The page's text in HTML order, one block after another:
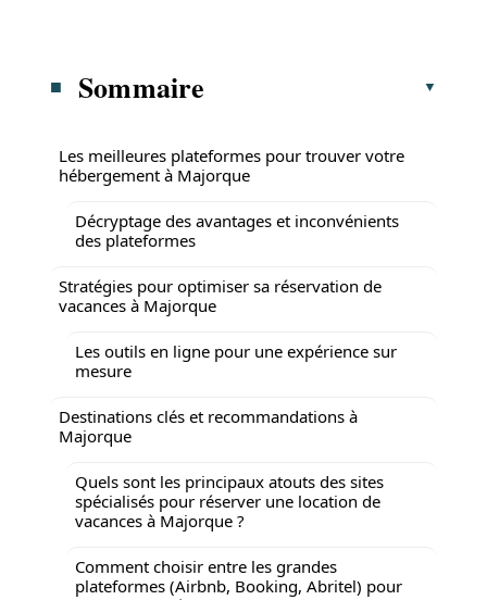
Sommaire
Les meilleures plateformes pour trouver votre
hébergement à Majorque
Décryptage des avantages et inconvénients
des plateformes
Stratégies pour optimiser sa réservation de
vacances à Majorque
Les outils en ligne pour une expérience sur
mesure
Destinations clés et recommandations à
Majorque
Quels sont les principaux atouts des sites
spécialisés pour réserver une location de
vacances à Majorque ?
Comment choisir entre les grandes
plateformes (Airbnb, Booking, Abritel) pour